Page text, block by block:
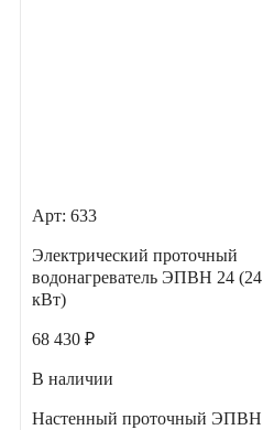
Арт: 633
Электрический проточный
водонагреватель ЭПВН 24 (24
кВт)
68 430 ₽
В наличии
Настенный проточный ЭПВН